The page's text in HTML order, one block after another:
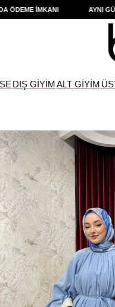
İMKANI AYNI GÜN
DIŞ GİYİMALT GİYİM